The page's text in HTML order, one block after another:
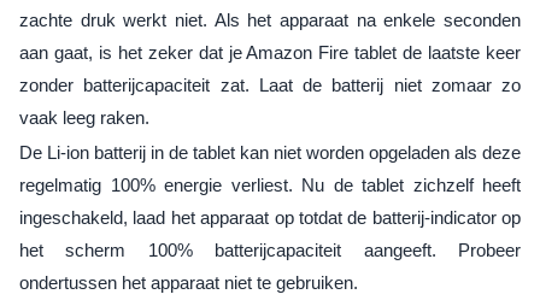
zachte druk werkt niet. Als het apparaat na enkele seconden
aan gaat, is het zeker dat je Amazon Fire tablet de laatste keer
zonder batterijcapaciteit zat. Laat de batterij niet zomaar zo
vaak leeg raken.
De Li-ion batterij in de tablet kan niet worden opgeladen als deze
regelmatig 100% energie verliest. Nu de tablet zichzelf heeft
ingeschakeld, laad het apparaat op totdat de batterij-indicator op
het scherm 100% batterijcapaciteit aangeeft. Probeer
ondertussen het apparaat niet te gebruiken.